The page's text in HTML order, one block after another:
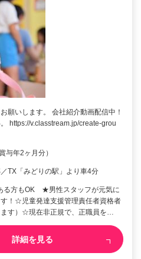
願いします。 会社紹介動画配信中！
https://v.classtream.jp/create-grou
与年2ヶ月分）
TX「みどりの駅」より車4分
る方もOK ★男性スタッフが元気に
！☆児童発達支援管理責任者資格者
す）☆現在非正規で、正職員を…
詳細を見る